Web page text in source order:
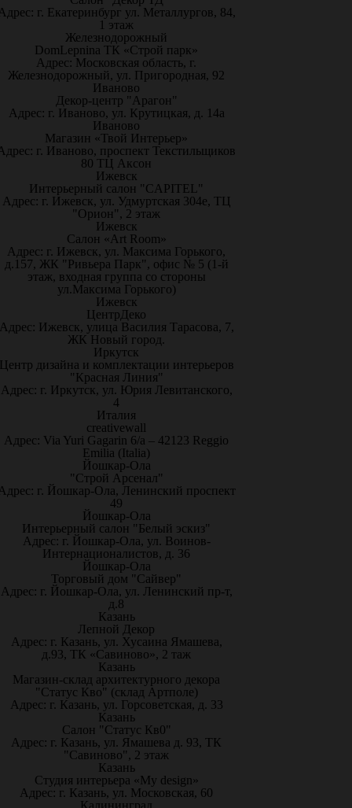
г. Екатеринбург ул. Металлургов, 84,
1 этаж
Железнодорожный
DomLepnina ТК «Строй парк»
Адрес: Московская область, г.
Железнодорожный, ул. Пригородная, 92
Иваново
Декор-центр "Арагон"
Адрес: г. Иваново, ул. Крутицкая, д. 14а
Иваново
Магазин «Твой Интерьер»
г. Иваново, проспект Текстильщиков
80 ТЦ Аксон
Ижевск
Интерьерный салон "CAPITEL"
Адрес: г. Ижевск, ул. Удмуртская 304е, ТЦ
"Орион", 2 этаж
Ижевск
Салон «Art Room»
Адрес: г. Ижевск, ул. Максима Горького,
д.157, ЖК "Ривьера Парк", офис № 5 (1-й
этаж, входная группа со стороны
ул.Максима Горького)
Ижевск
ЦентрДеко
Ижевск, улица Василия Тарасова, 7,
ЖК Новый город.
Иркутск
дизайна и комплектации интерьеров
"Красная Линия"
Адрес: г. Иркутск, ул. Юрия Левитанского,
4
Италия
creativewall
Адрес: Via Yuri Gagarin 6/a – 42123 Reggio
Emilia (Italia)
Йошкар-Ола
"Строй Арсенал"
г. Йошкар-Ола, Ленинский проспект
49
Йошкар-Ола
Интерьерный салон "Белый эскиз"
Адрес: г. Йошкар-Ола, ул. Воинов-
Интернационалистов, д. 36
Йошкар-Ола
Торговый дом "Сайвер"
Адрес: г. Йошкар-Ола, ул. Ленинский пр-т,
д.8
Казань
Лепной Декор
Адрес: г. Казань, ул. Хусаина Ямашева,
д.93, ТК «Савиново», 2 таж
Казань
Магазин-склад архитектурного декора
"Статус Кво" (склад Артполе)
Адрес: г. Казань, ул. Горсоветская, д. 33
Казань
Салон "Статус Кв0"
Адрес: г. Казань, ул. Ямашева д. 93, ТК
"Савиново", 2 этаж
Казань
Студия интерьера «My design»
Адрес: г. Казань, ул. Московская, 60